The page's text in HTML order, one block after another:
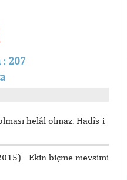
: 207
helâl olmaz. Hadîs-i
- Ekin biçme mevsimi